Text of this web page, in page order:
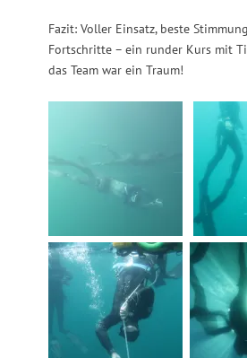
Fazit: Voller Einsatz, beste
Fortschritte – ein runder Kurs mit
das Team war ein Traum!